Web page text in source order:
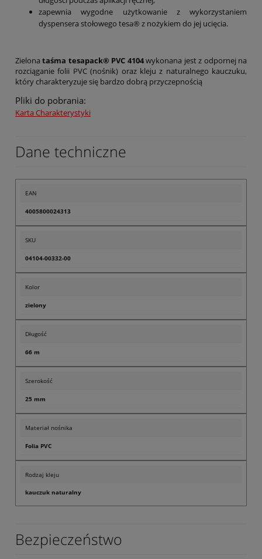
zapewnia wygodne użytkowanie z wykorzystaniem
dyspensera stołowego tesa® z nożykiem do jej ucięcia.
Zielonataśma tesapack® PVC 4104wykonana jest z odpornej na
rozciąganie folii PVC (nośnik) oraz kleju z naturalnego kauczuku,
który charakteryzuje się bardzo dobrą przyczepnością
Pliki do pobrania:
Karta Charakterystyki
Dane techniczne
EAN
4005800024313
SKU
04104-00332-00
Kolor
zielony
Długość
66 m
Szerokość
25 mm
Materiał nośnika
Folia PVC
Rodzaj kleju
kauczuk naturalny
Bezpieczeństwo